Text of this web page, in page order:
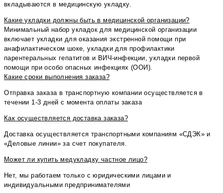
вкладываются в медицинскую укладку.
Какие укладки должны быть в медицинской организации?
Минимальный набор укладок для медицинской организации
включает укладки для оказания экстренной помощи при
анафилактическом шоке, укладки для профилактики
парентеральных гепатитов и ВИЧ-инфекции, укладки первой
помощи при особо опасных инфекциях (ООИ).
Какие сроки выполнения заказа?
⁠Отправка заказа в транспортную компании осуществляется в
течении 1-3 дней с момента оплаты заказа
Как осуществляется доставка заказа?
⁠Доставка осуществляется транспортными компаниям «СДЭК» и
«Деловые линии» за счет покупателя.
Может ли купить медукладку частное лицо?
Нет, мы работаем только с юридическими лицами и
индивидуальными предпринимателями